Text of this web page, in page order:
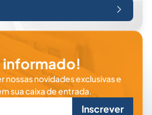
informado!
nossas novidades exclusivas e
sua caixa de entrada.
Inscrever